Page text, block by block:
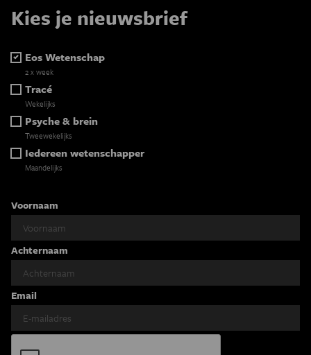
Kies je nieuwsbrief
Eos Wetenschap
2 x week
Tracé
Wekelijks
Psyche & brein
Tweewekelijks
Iedereen wetenschapper
Maandelijks
Voornaam
Achternaam
Email